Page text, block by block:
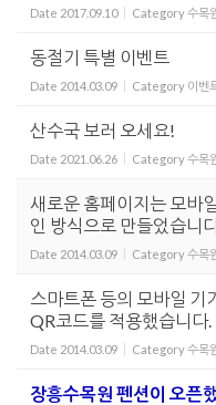
Date 2017.09.10 Category수목
동절기 특별 이벤트
Date 2014.03.09 Category 이벤
산수국 보러 오세요!
Date 2021.06.26 Category수목
새로운 홈페이지는 모바
인 방식으로 만들었습니
Date 2014.03.09 Category수목
스마트폰 등의 모바일 기
QR코드를 적용했습니다.
Date 2014.03.09 Category수목
장흥수목원 펜션이 오픈